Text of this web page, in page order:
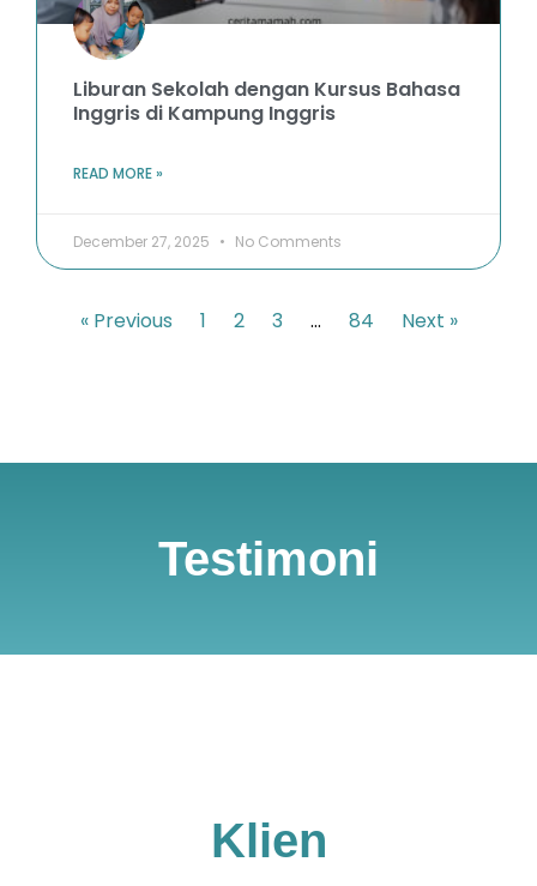
Liburan Sekolah dengan Kursus Bahasa
Inggris di Kampung Inggris
READ MORE »
December 27, 2025 No Comments
« Previous 1 2 3 … 84 Next »
Testimoni
Klien